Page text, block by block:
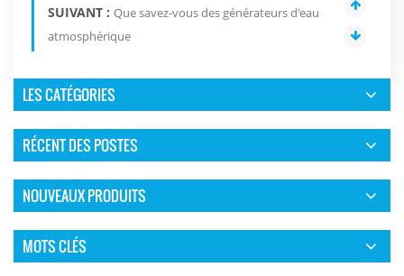
SUIVANT : Que savez-vous des générateurs d'eau
atmosphérique
LES CATÉGORIES
RÉCENT DES POSTES
NOUVEAUX PRODUITS
MOTS CLÉS